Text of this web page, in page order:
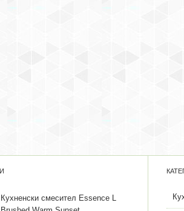
Кухненски смесител Essence L